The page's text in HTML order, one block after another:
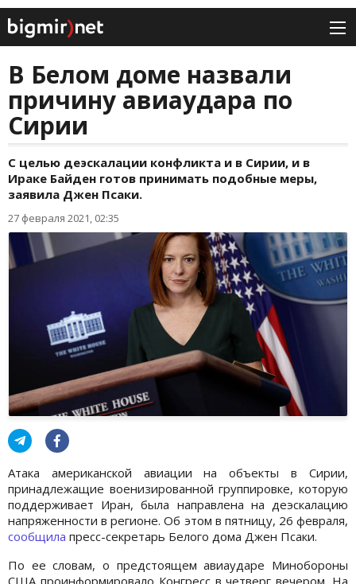
В Белом доме назвали
причину авиаудара по
Сирии
С целью деэскалации конфликта и в Сирии, и в
Ираке Байден готов принимать подобные меры,
заявила Джен Псаки.
27 февраля 2021, 02:35
Атака американской авиации на объекты в Сирии,
принадлежащие военизированной группировке, которую
поддерживает Иран, была направлена на деэскалацию
напряженности в регионе. Об этом в пятницу, 26 февраля,
сообщила пресс-секретарь Белого дома Джен Псаки.
По ее словам, о предстоящем авиаударе Минобороны
США проинформировало Конгресс в четверг вечером. На